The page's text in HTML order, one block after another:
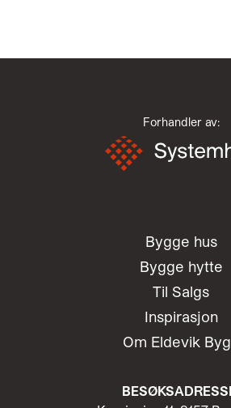
Forhandler av:
Bygge hus
Bygge hytte
Til Salgs
Inspirasjon
Om Eldevik